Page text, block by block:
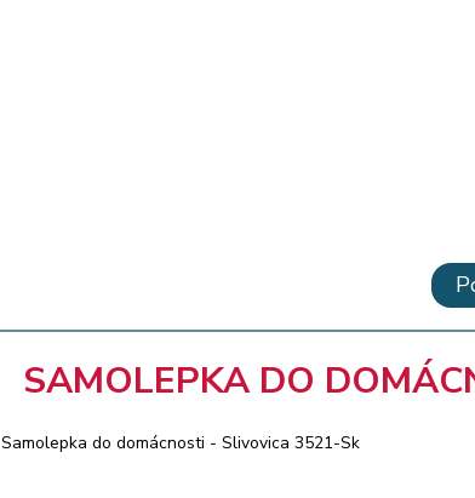
SAMOLEPKA DO
Samolepka do domácnosti - Slivovica 3521-Sk